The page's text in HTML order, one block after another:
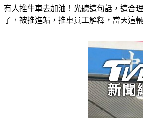
有人推牛車去加油！光聽這句話，這合
了，被推進站，推車員工解釋，當天這